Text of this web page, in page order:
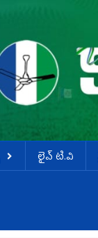
లైవ్ టి.వి